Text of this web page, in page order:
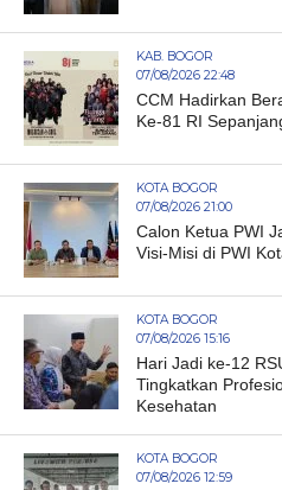
KAB. BOGOR
07/08/2026 22:48
CCM Hadirkan
Ke-81 RI
KOTA BOGOR
07/08/2026 21:00
Calon Ketua PWI
Visi-Misi di PWI
KOTA BOGOR
07/08/2026 15:16
Hari Jadi ke-12
Tingkatkan
Kesehatan
KOTA BOGOR
07/08/2026 12:59